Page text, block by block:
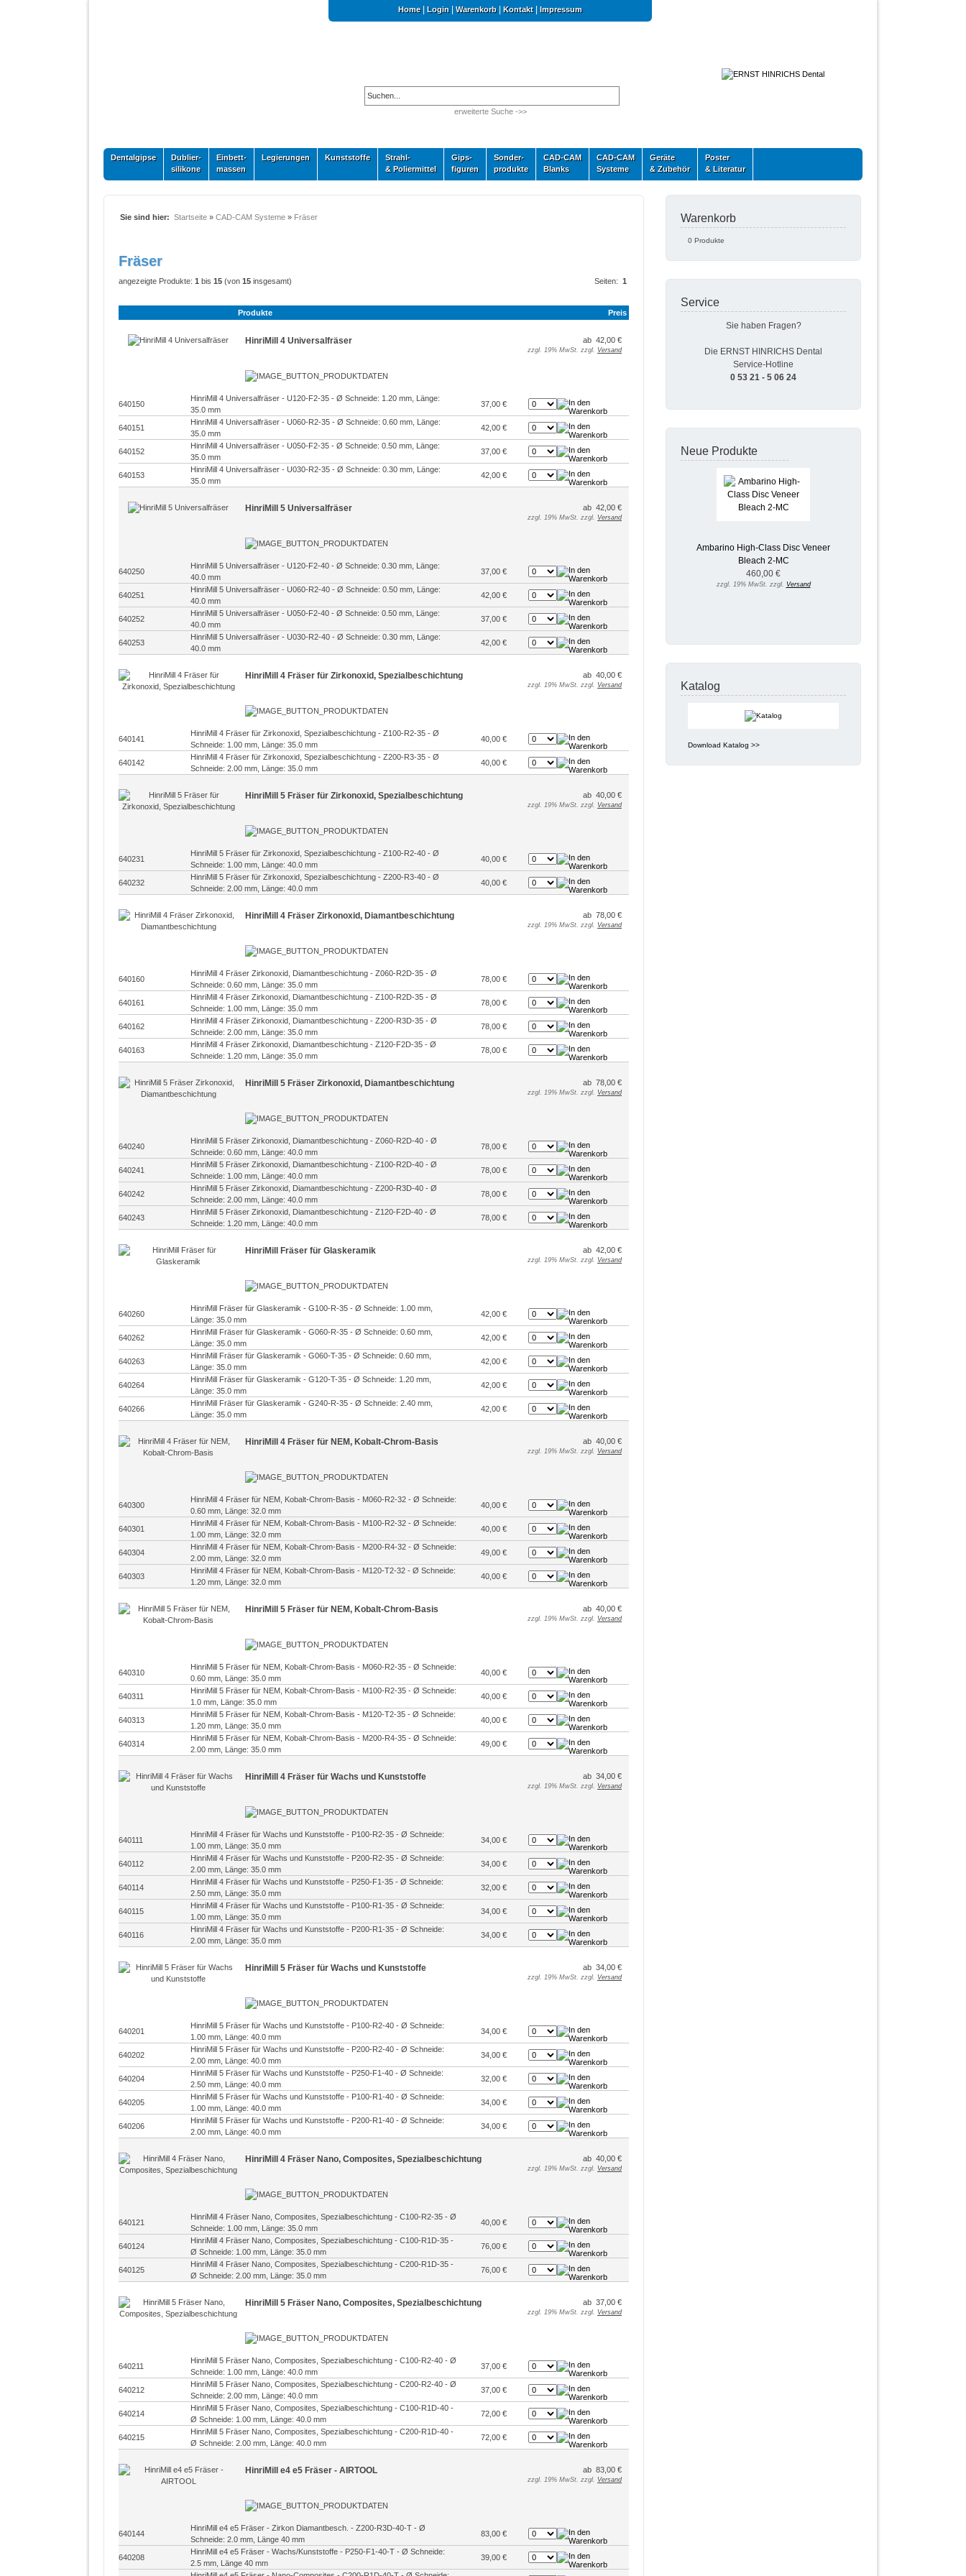
Home| Login Warenkorb| Kontakt| Impressum
erweiterte Suche ->>
Dentalgipse
Dublier-
silikone
Einbett-
massen
Legierungen Kunststoffe
Strahl-
& Poliermittel
Gips-
figuren
Sonder-
produkte
CAD-CAM
Blanks
CAD-CAM
Systeme
Geräte
& Zubehör
Poster
& Literatur
Sie sind hier: Startseite » CAD-CAM Systeme » Fräser
Fräser
Seiten: 1
angezeigte Produkte: 1 bis 15 (von 15 insgesamt)
Produkte Preis
HinriMill 4 Universalfräser ab 42,00 €
zzgl. 19% MwSt. zzgl. Versand
640150
HinriMill 4 Universalfräser - U120-F2-35 - Ø Schneide: 1.20 mm, Länge:
35.0 mm
37,00 €
640151
HinriMill 4 Universalfräser - U060-R2-35 - Ø Schneide: 0.60 mm, Länge:
35.0 mm
42,00 €
640152
HinriMill 4 Universalfräser - U050-F2-35 - Ø Schneide: 0.50 mm, Länge:
35.0 mm
37,00 €
640153
HinriMill 4 Universalfräser - U030-R2-35 - Ø Schneide: 0.30 mm, Länge:
35.0 mm
42,00 €
HinriMill 5 Universalfräser ab 42,00 €
zzgl. 19% MwSt. zzgl. Versand
640250
HinriMill 5 Universalfräser - U120-F2-40 - Ø Schneide: 0.30 mm, Länge:
40.0 mm
37,00 €
640251
HinriMill 5 Universalfräser - U060-R2-40 - Ø Schneide: 0.50 mm, Länge:
40.0 mm
42,00 €
640252
HinriMill 5 Universalfräser - U050-F2-40 - Ø Schneide: 0.50 mm, Länge:
40.0 mm
37,00 €
640253
HinriMill 5 Universalfräser - U030-R2-40 - Ø Schneide: 0.30 mm, Länge:
40.0 mm
42,00 €
HinriMill 4 Fräser für Zirkonoxid, Spezialbeschichtung ab 40,00 €
zzgl. 19% MwSt. zzgl. Versand
640141
HinriMill 4 Fräser für Zirkonoxid, Spezialbeschichtung - Z100-R2-35 - Ø
Schneide: 1.00 mm, Länge: 35.0 mm
40,00 €
640142
HinriMill 4 Fräser für Zirkonoxid, Spezialbeschichtung - Z200-R3-35 - Ø
Schneide: 2.00 mm, Länge: 35.0 mm
40,00 €
HinriMill 5 Fräser für Zirkonoxid, Spezialbeschichtung ab 40,00 €
zzgl. 19% MwSt. zzgl. Versand
640231
HinriMill 5 Fräser für Zirkonoxid, Spezialbeschichtung - Z100-R2-40 - Ø
Schneide: 1.00 mm, Länge: 40.0 mm
40,00 €
640232
HinriMill 5 Fräser für Zirkonoxid, Spezialbeschichtung - Z200-R3-40 - Ø
Schneide: 2.00 mm, Länge: 40.0 mm
40,00 €
HinriMill 4 Fräser Zirkonoxid, Diamantbeschichtung ab 78,00 €
zzgl. 19% MwSt. zzgl. Versand
640160
HinriMill 4 Fräser Zirkonoxid, Diamantbeschichtung - Z060-R2D-35 - Ø
Schneide: 0.60 mm, Länge: 35.0 mm
78,00 €
640161
HinriMill 4 Fräser Zirkonoxid, Diamantbeschichtung - Z100-R2D-35 - Ø
Schneide: 1.00 mm, Länge: 35.0 mm
78,00 €
640162
HinriMill 4 Fräser Zirkonoxid, Diamantbeschichtung - Z200-R3D-35 - Ø
Schneide: 2.00 mm, Länge: 35.0 mm
78,00 €
640163
HinriMill 4 Fräser Zirkonoxid, Diamantbeschichtung - Z120-F2D-35 - Ø
Schneide: 1.20 mm, Länge: 35.0 mm
78,00 €
HinriMill 5 Fräser Zirkonoxid, Diamantbeschichtung ab 78,00 €
zzgl. 19% MwSt. zzgl. Versand
640240
HinriMill 5 Fräser Zirkonoxid, Diamantbeschichtung - Z060-R2D-40 - Ø
Schneide: 0.60 mm, Länge: 40.0 mm
78,00 €
640241
HinriMill 5 Fräser Zirkonoxid, Diamantbeschichtung - Z100-R2D-40 - Ø
Schneide: 1.00 mm, Länge: 40.0 mm
78,00 €
640242
HinriMill 5 Fräser Zirkonoxid, Diamantbeschichtung - Z200-R3D-40 - Ø
Schneide: 2.00 mm, Länge: 40.0 mm
78,00 €
640243
HinriMill 5 Fräser Zirkonoxid, Diamantbeschichtung - Z120-F2D-40 - Ø
Schneide: 1.20 mm, Länge: 40.0 mm
78,00 €
HinriMill Fräser für Glaskeramik ab 42,00 €
zzgl. 19% MwSt. zzgl. Versand
640260
HinriMill Fräser für Glaskeramik - G100-R-35 - Ø Schneide: 1.00 mm,
Länge: 35.0 mm
42,00 €
640262
HinriMill Fräser für Glaskeramik - G060-R-35 - Ø Schneide: 0.60 mm,
Länge: 35.0 mm
42,00 €
640263
HinriMill Fräser für Glaskeramik - G060-T-35 - Ø Schneide: 0.60 mm,
Länge: 35.0 mm
42,00 €
640264
HinriMill Fräser für Glaskeramik - G120-T-35 - Ø Schneide: 1.20 mm,
Länge: 35.0 mm
42,00 €
640266
HinriMill Fräser für Glaskeramik - G240-R-35 - Ø Schneide: 2.40 mm,
Länge: 35.0 mm
42,00 €
HinriMill 4 Fräser für NEM, Kobalt-Chrom-Basis ab 40,00 €
zzgl. 19% MwSt. zzgl. Versand
640300
HinriMill 4 Fräser für NEM, Kobalt-Chrom-Basis - M060-R2-32 - Ø Schneide:
0.60 mm, Länge: 32.0 mm
40,00 €
640301
HinriMill 4 Fräser für NEM, Kobalt-Chrom-Basis - M100-R2-32 - Ø Schneide:
1.00 mm, Länge: 32.0 mm
40,00 €
640304
HinriMill 4 Fräser für NEM, Kobalt-Chrom-Basis - M200-R4-32 - Ø Schneide:
2.00 mm, Länge: 32.0 mm
49,00 €
640303
HinriMill 4 Fräser für NEM, Kobalt-Chrom-Basis - M120-T2-32 - Ø Schneide:
1.20 mm, Länge: 32.0 mm
40,00 €
HinriMill 5 Fräser für NEM, Kobalt-Chrom-Basis ab 40,00 €
zzgl. 19% MwSt. zzgl. Versand
640310
HinriMill 5 Fräser für NEM, Kobalt-Chrom-Basis - M060-R2-35 - Ø Schneide:
0.60 mm, Länge: 35.0 mm
40,00 €
640311
HinriMill 5 Fräser für NEM, Kobalt-Chrom-Basis - M100-R2-35 - Ø Schneide:
1.0 mm, Länge: 35.0 mm
40,00 €
640313
HinriMill 5 Fräser für NEM, Kobalt-Chrom-Basis - M120-T2-35 - Ø Schneide:
1.20 mm, Länge: 35.0 mm
40,00 €
640314
HinriMill 5 Fräser für NEM, Kobalt-Chrom-Basis - M200-R4-35 - Ø Schneide:
2.00 mm, Länge: 35.0 mm
49,00 €
HinriMill 4 Fräser für Wachs und Kunststoffe ab 34,00 €
zzgl. 19% MwSt. zzgl. Versand
640111
HinriMill 4 Fräser für Wachs und Kunststoffe - P100-R2-35 - Ø Schneide:
1.00 mm, Länge: 35.0 mm
34,00 €
640112
HinriMill 4 Fräser für Wachs und Kunststoffe - P200-R2-35 - Ø Schneide:
2.00 mm, Länge: 35.0 mm
34,00 €
640114
HinriMill 4 Fräser für Wachs und Kunststoffe - P250-F1-35 - Ø Schneide:
2.50 mm, Länge: 35.0 mm
32,00 €
640115
HinriMill 4 Fräser für Wachs und Kunststoffe - P100-R1-35 - Ø Schneide:
1.00 mm, Länge: 35.0 mm
34,00 €
640116
HinriMill 4 Fräser für Wachs und Kunststoffe - P200-R1-35 - Ø Schneide:
2.00 mm, Länge: 35.0 mm
34,00 €
HinriMill 5 Fräser für Wachs und Kunststoffe ab 34,00 €
zzgl. 19% MwSt. zzgl. Versand
640201
HinriMill 5 Fräser für Wachs und Kunststoffe - P100-R2-40 - Ø Schneide:
1.00 mm, Länge: 40.0 mm
34,00 €
640202
HinriMill 5 Fräser für Wachs und Kunststoffe - P200-R2-40 - Ø Schneide:
2.00 mm, Länge: 40.0 mm
34,00 €
640204
HinriMill 5 Fräser für Wachs und Kunststoffe - P250-F1-40 - Ø Schneide:
2.50 mm, Länge: 40.0 mm
32,00 €
640205
HinriMill 5 Fräser für Wachs und Kunststoffe - P100-R1-40 - Ø Schneide:
1.00 mm, Länge: 40.0 mm
34,00 €
640206
HinriMill 5 Fräser für Wachs und Kunststoffe - P200-R1-40 - Ø Schneide:
2.00 mm, Länge: 40.0 mm
34,00 €
HinriMill 4 Fräser Nano, Composites, Spezialbeschichtung ab 40,00 €
zzgl. 19% MwSt. zzgl. Versand
640121
HinriMill 4 Fräser Nano, Composites, Spezialbeschichtung - C100-R2-35 - Ø
Schneide: 1.00 mm, Länge: 35.0 mm
40,00 €
640124
HinriMill 4 Fräser Nano, Composites, Spezialbeschichtung - C100-R1D-35 -
Ø Schneide: 1.00 mm, Länge: 35.0 mm
76,00 €
640125
HinriMill 4 Fräser Nano, Composites, Spezialbeschichtung - C200-R1D-35 -
Ø Schneide: 2.00 mm, Länge: 35.0 mm
76,00 €
HinriMill 5 Fräser Nano, Composites, Spezialbeschichtung ab 37,00 €
zzgl. 19% MwSt. zzgl. Versand
640211
HinriMill 5 Fräser Nano, Composites, Spezialbeschichtung - C100-R2-40 - Ø
Schneide: 1.00 mm, Länge: 40.0 mm
37,00 €
640212
HinriMill 5 Fräser Nano, Composites, Spezialbeschichtung - C200-R2-40 - Ø
Schneide: 2.00 mm, Länge: 40.0 mm
37,00 €
640214
HinriMill 5 Fräser Nano, Composites, Spezialbeschichtung - C100-R1D-40 -
Ø Schneide: 1.00 mm, Länge: 40.0 mm
72,00 €
640215
HinriMill 5 Fräser Nano, Composites, Spezialbeschichtung - C200-R1D-40 -
Ø Schneide: 2.00 mm, Länge: 40.0 mm
72,00 €
HinriMill e4 e5 Fräser - AIRTOOL ab 83,00 €
zzgl. 19% MwSt. zzgl. Versand
640144
HinriMill e4 e5 Fräser - Zirkon Diamantbesch. - Z200-R3D-40-T - Ø
Schneide: 2.0 mm, Länge 40 mm
83,00 €
640208
HinriMill e4 e5 Fräser - Wachs/Kunststoffe - P250-F1-40-T - Ø Schneide:
2.5 mm, Länge 40 mm
39,00 €
Warenkorb
0 Produkte
Service
Sie haben Fragen?
Die ERNST HINRICHS Dental
Service-Hotline
0 53 21 - 5 06 24
Neue Produkte
Ambarino High-Class Disc Veneer
Bleach 2-MC
460,00 €
zzgl. 19% MwSt. zzgl. Versand
Katalog
Download Katalog >>